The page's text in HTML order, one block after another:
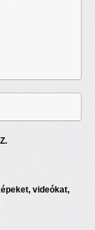
videókat,